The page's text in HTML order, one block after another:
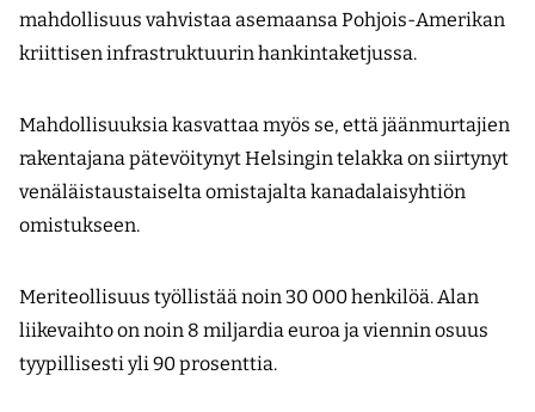
mahdollisuus vahvistaa asemaansa Pohjois-Amerikan
kriittisen infrastruktuurin hankintaketjussa.
Mahdollisuuksia kasvattaa myös se, että jäänmurtajien
rakentajana pätevöitynyt Helsingin telakka on siirtynyt
venäläistaustaiselta omistajalta kanadalaisyhtiön
omistukseen.
Meriteollisuus työllistää noin 30 000 henkilöä. Alan
liikevaihto on noin 8 miljardia euroa ja viennin osuus
tyypillisesti yli 90 prosenttia.